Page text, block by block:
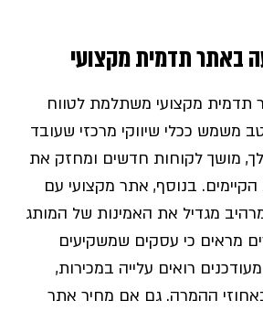
באתר תדמית מקצועי
תדמית מקצועי משתלמת לטווח
משמש ככלי שיווקי מרכזי שעובד
שלך, מושך לקוחות חדשים ומחזק את
בנוסף, אתר מקצועי עם
מרהיב מגדיל את האמינות של המותג
מראים כי עסקים שמשקיעים
רואים עלייה במכירות,
ההמרה. גם אם מחיר אתר